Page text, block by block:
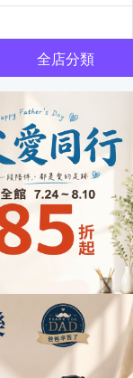
全店分類